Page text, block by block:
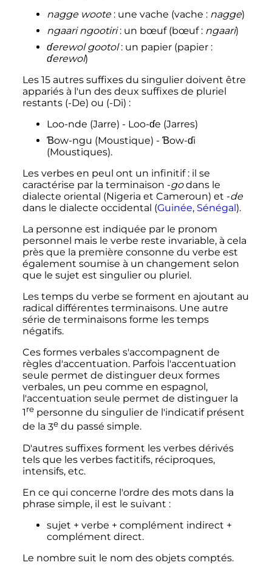
nagge woote : une vache (vache : nagge)
ngaari ngootiri : un bœuf (bœuf : ngaari)
ɗerewol gootol : un papier (papier :
ɗerewol)
Les 15 autres suffixes du singulier doivent être
appariés à l'un des deux suffixes de pluriel
restants (-De) ou (-Di) :
Loo-nde (Jarre) - Loo-ɗe (Jarres)
Ɓow-ngu (Moustique) - Ɓow-ɗi
(Moustiques).
Les verbes en peul ont un infinitif : il se
caractérise par la terminaison -godans le
dialecte oriental (Nigeria et Cameroun) et -de
dans le dialecte occidental (Guinée, Sénégal).
La personne est indiquée par le pronom
personnel mais le verbe reste invariable, à cela
près que la première consonne du verbe est
également soumise à un changement selon
que le sujet est singulier ou pluriel.
Les temps du verbe se forment en ajoutant au
radical différentes terminaisons. Une autre
série de terminaisons forme les temps
négatifs.
Ces formes verbales s'accompagnent de
règles d'accentuation. Parfois l'accentuation
seule permet de distinguer deux formes
verbales, un peu comme en espagnol,
l'accentuation seule permet de distinguer la
1re personne du singulier de l'indicatif présent
de la 3edu passé simple.
D'autres suffixes forment les verbes dérivés
tels que les verbes factitifs, réciproques,
intensifs, etc.
En ce qui concerne l'ordre des mots dans la
phrase simple, il est le suivant :
sujet + verbe + complément indirect +
complément direct.
Le nombre suit le nom des objets comptés.